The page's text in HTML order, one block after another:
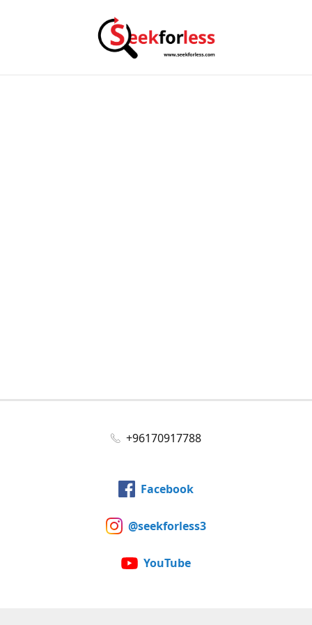
+96170917788
Facebook
@seekforless3
YouTube